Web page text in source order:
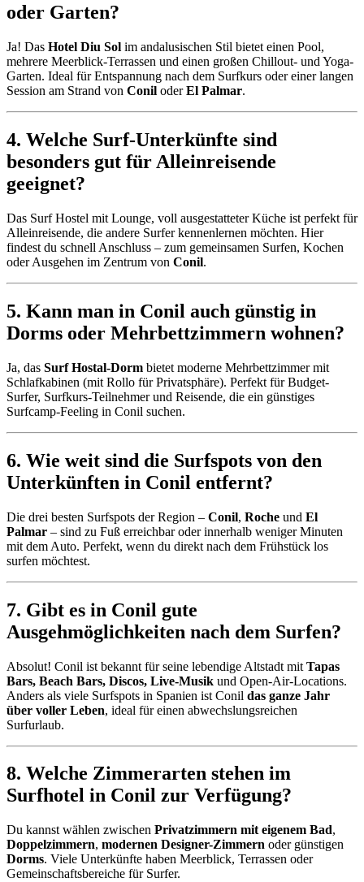
oder Garten?
Ja! Das Hotel Diu Sol im andalusischen Stil bietet einen Pool,
mehrere Meerblick-Terrassen und einen großen Chillout- und Yoga-
Garten. Ideal für Entspannung nach dem Surfkurs oder einer langen
Session am Strand von Conil oderEl Palmar.
4. Welche Surf-Unterkünfte sind
besonders gut für Alleinreisende
geeignet?
Das Surf Hostel mit Lounge, voll ausgestatteter Küche ist perfekt für
Alleinreisende, die andere Surfer kennenlernen möchten. Hier
findest du schnell Anschluss – zum gemeinsamen Surfen, Kochen
oder Ausgehen im Zentrum von Conil.
5. Kann man in Conil auch günstig in
Dorms oder Mehrbettzimmern wohnen?
Ja, das Surf Hostal-Dorm bietet moderne Mehrbettzimmer mit
Schlafkabinen (mit Rollo für Privatsphäre). Perfekt für Budget-
Surfer, Surfkurs-Teilnehmer und Reisende, die ein günstiges
Surfcamp-Feeling in Conil suchen.
6. Wie weit sind die Surfspots von den
Unterkünften in Conil entfernt?
Die drei besten Surfspots der Region – Conil, Roche und El
Palmar – sind zu Fuß erreichbar oder innerhalb weniger Minuten
mit dem Auto. Perfekt, wenn du direkt nach dem Frühstück los
surfen möchtest.
7. Gibt es in Conil gute
Ausgehmöglichkeiten nach dem Surfen?
Absolut! Conil ist bekannt für seine lebendige Altstadt mit Tapas
Bars, Beach Bars, Discos, Live-Musik und Open-Air-Locations.
Anders als viele Surfspots in Spanien ist Conil das ganze Jahr
über voller Leben, ideal für einen abwechslungsreichen
Surfurlaub.
8. Welche Zimmerarten stehen im
Surfhotel in Conil zur Verfügung?
Du kannst wählen zwischen Privatzimmern mit eigenem Bad,
Doppelzimmern, modernen Designer-Zimmern oder günstigen
Dorms. Viele Unterkünfte haben Meerblick, Terrassen oder
Gemeinschaftsbereiche für Surfer.